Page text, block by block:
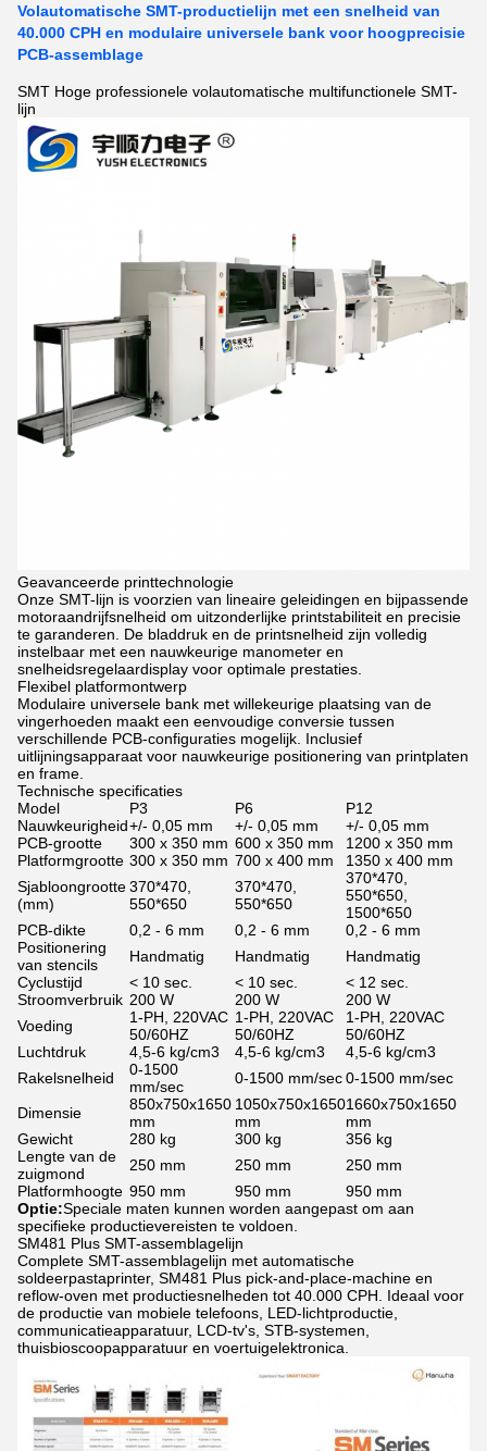
Volautomatische SMT-productielijn met een snelheid van
40.000 CPH en modulaire universele bank voor hoogprecisie
PCB-assemblage
SMT Hoge professionele volautomatische multifunctionele SMT-
lijn
Geavanceerde printtechnologie
Onze SMT-lijn is voorzien van lineaire geleidingen en bijpassende
motoraandrijfsnelheid om uitzonderlijke printstabiliteit en precisie
te garanderen. De bladdruk en de printsnelheid zijn volledig
instelbaar met een nauwkeurige manometer en
snelheidsregelaardisplay voor optimale prestaties.
Flexibel platformontwerp
Modulaire universele bank met willekeurige plaatsing van de
vingerhoeden maakt een eenvoudige conversie tussen
verschillende PCB-configuraties mogelijk. Inclusief
uitlijningsapparaat voor nauwkeurige positionering van printplaten
en frame.
Technische specificaties
Model
P3 P6
P12
Nauwkeurigheid+/- 0,05 mm +/- 0,05 mm
+/- 0,05 mm
PCB-grootte
300 x 350 mm 600 x 350 mm
1200 x 350 mm
Platformgrootte 300 x 350 mm 700 x 400 mm
1350 x 400 mm
Sjabloongrootte
(mm)
370*470,
550*650
370*470,
550*650
370*470,
550*650,
1500*650
PCB-dikte
0,2 - 6 mm 0,2 - 6 mm
0,2 - 6 mm
Positionering
van stencils
Handmatig Handmatig
Handmatig
Cyclustijd
< 10 sec. < 10 sec.
< 12 sec.
Stroomverbruik 200 W 200 W
200 W
Voeding
1-PH, 220VAC
50/60HZ
1-PH, 220VAC
50/60HZ
1-PH, 220VAC
50/60HZ
Luchtdruk
4,5-6 kg/cm3 4,5-6 kg/cm3
4,5-6 kg/cm3
Rakelsnelheid
0-1500
mm/sec
0-1500 mm/sec0-1500 mm/sec
Dimensie
850x750x1650
mm
1050x750x1650
mm
1660x750x1650
mm
Gewicht
280 kg 300 kg
356 kg
Lengte van de
zuigmond
250 mm 250 mm
250 mm
Platformhoogte 950 mm 950 mm
950 mm
Optie:Speciale maten kunnen worden aangepast om aan
specifieke productievereisten te voldoen.
SM481 Plus SMT-assemblagelijn
Complete SMT-assemblagelijn met automatische
soldeerpastaprinter, SM481 Plus pick-and-place-machine en
reflow-oven met productiesnelheden tot 40.000 CPH. Ideaal voor
de productie van mobiele telefoons, LED-lichtproductie,
communicatieapparatuur, LCD-tv's, STB-systemen,
thuisbioscoopapparatuur en voertuigelektronica.